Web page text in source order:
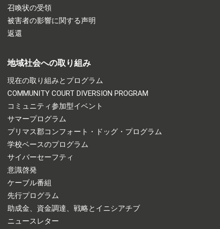
召喚状の受領
被害者の影響に関する声明
返還
地域社会への取り組み
現在の取り組みとプログラム
COMMUNITY COURT DIVERSION PROGRAM
コミュニティ参加型イベント
サマープログラム
プリマス郡コンフォート・ドッグ・プログラム
学校ベースのプログラム
サイバーセーフティ
意識啓発
ケーブル番組
先行プログラム
助成金、資金調達、戦略とイニシアチブ
ニュースレター